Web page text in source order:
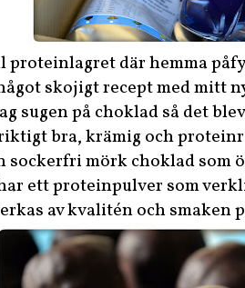
proteinlagret där hemma
skojigt recept med mitt
sugen på choklad så det
bra, krämig och
sockerfri mörk choklad som
ett proteinpulver som
av kvalitén och smaken